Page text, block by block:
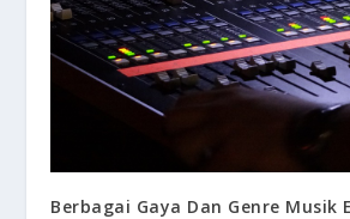
Berbagai Gaya Dan Genre Musik